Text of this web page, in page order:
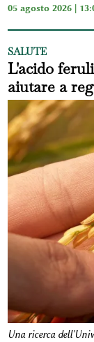
05 agosto 2026 |
SALUTE
L'acido
aiutare a
Una ricerca